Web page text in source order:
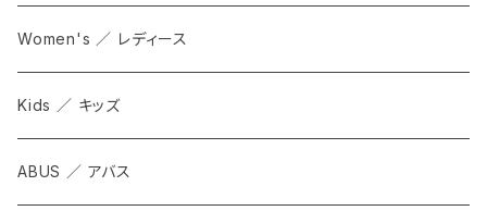
Women's ／ レディース
Kids ／ キッズ
ABUS ／ アバス